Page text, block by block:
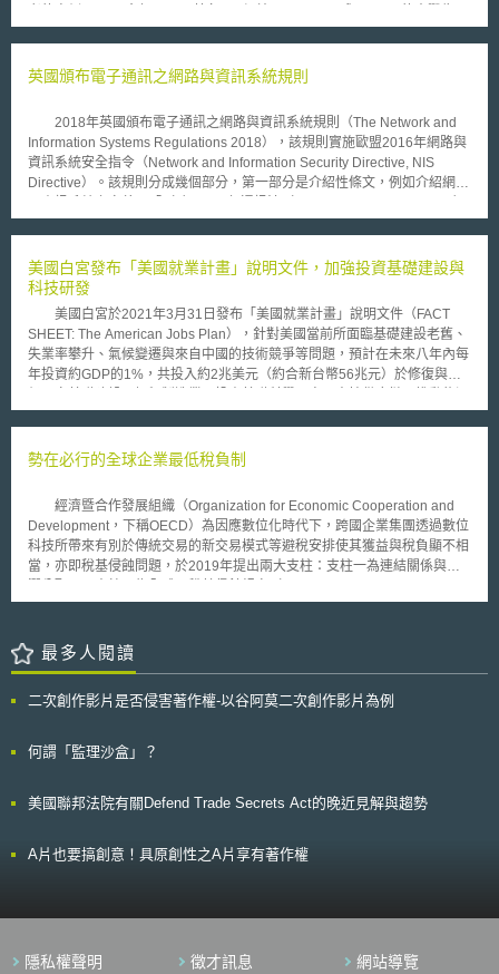
段落。德州法院下令 LokiTorrent 關閉網站外，並命令 LokiTorrent 將伺服器
日的訴訟與此事件無關，但所有人都明白 MPAA 正是憑此線索，最終找到
MPAA 資深副總裁 John Malcom 聲稱「下載盜版電影的人要當心了，當你
為著作權侵害行為時，網路上並不會有朋友站出來替你撐腰。」 儘管
P2P(BT) 軟體背負著助長盜版的惡名，但 P2P(BT) 的合法用途也在逐漸增
加，例如使用 P2P(BT) 技術分發 ( distribute ) 開放原始碼軟體 ( open-
source software ) ，網路瀏覽器軟體公司 Opera 即在新版的程式中內建了
體下載盜版是個蠢主意，因?軟體在設計時並未刻意隱藏用戶的識別資訊，
英國頒布電子通訊之網路與資訊系統規則
2018年英國頒布電子通訊之網路與資訊系統規則（The Network and
Information Systems Regulations 2018），該規則實施歐盟2016年網路與
資訊系統安全指令（Network and Information Security Directive, NIS
Directive）。該規則分成幾個部分，第一部分是介紹性條文，例如介紹網路
第32條第1項所指的電子通訊網路；（b）一組或多組互聯或相關設備，其
和維護目的，由（a）或（b）款所涵蓋的儲存、處理、檢索或傳輸的數位資
料。」 第二部分是英國政府相關組織架構規定，包括網路及資訊系統
的國家政策（The NIS national strategy）、國家權責機關的指定
（Designation of national competent authorities）、單一聯絡點的指定
（Designation of the single point of contact）、電腦安全事件應變小組的
指定（Designation of computer security incident response team）、執行
機關的資訊分享（Information sharing–enforcement authorities）、北愛爾
是基本服務營運商（類似於我國的關鍵基礎設施營運商）與其職責，包括基
通報的責任等。根據第8條第1項之規定，如果營運商提供本規則附表2所載
輸、公路運輸、醫療健康、數位基礎設施等），並且符合基本服務一定門檻
要求者，則該廠商即被視為基本服務營運商（operator of an essential
service, OES）。舉例而言，規章之附表2第1項載明，營運商提供電力供應
之基本服務者，其一定門檻要求包括：若營運商位於英國，符合「為英國國
內超過25萬名消費者提供電力服務」或「輸電系統的發電量大於或等於2
gigawatts」之條件者，該營運商即為基本服務營運商（OES）；若營運商
照」，且「為北愛爾蘭境內超過8千名消費者提供電力服務」，或符合「發
電量大於或等於350 megawatts」等條件，則該營運商即為基本服務營運商
機關指定為基本服務營運商（OES）。此外，主管機關可根據第9條撤銷基
規定的安全維護責任，並對於第11條規定的事件負有事故通報的責任。
Commissioner）、資訊通知（Information notices）、檢查權限、違反義務
裁罰程序、執法行為的一般考量因素、審查與報告。
美國白宮發布「美國就業計畫」說明文件，加強投資基礎建設與
科技研發
美國白宮於2021年3月31日發布「美國就業計畫」說明文件（FACT
SHEET: The American Jobs Plan），針對美國當前所面臨基礎建設老舊、
失業率攀升、氣候變遷與來自中國的技術競爭等問題，預計在未來八年內每
年投資約GDP的1%，共投入約2兆美元（約合新台幣56兆元）於修復與升
轉型、幼兒教育及長照醫療等項目上。 本說明文件指出，雖然美國為
民仍無法享有高速網路與價格可負擔的房屋，而在疫情的衝擊下不僅導致工
人才培育上開始落後於最大的競爭對手，顯示政府有必要加快在基礎建設與
科技研發的投資，以重建美國的國家競爭力並創造更多的就業機會。
針對投資基礎建設部分，包含交通基礎建設如修復高速公路、橋樑，並升級
港口、機場及運輸系統，並改善飲水、電力與網路布建，提供全體人民可負
擔、可靠的高速寬頻服務；除了提高基礎建設在面對氣候變遷危機時的韌
分，相對於中國大陸正大力投資於研發，其研發支出為世界第二，美國在投
資科技研發占GDP比率卻持續下降，為了支持研發團隊克服高度創新
（high-innovation）技術的障礙，有必要提高對於國內研究人員、實驗室及
入半導體及高級通訊技術、高級能源技術及生物技術的研發，並預計投資
投資350億美元於研發克服氣候變遷危機的技術解決方案，包括開發減少排
差，投資200億美元於區域創新中心及社區再生基金，向國家標準技術協會
支持有色人種及弱勢族群的新創事業成長。
勢在必行的全球企業最低稅負制
經濟暨合作發展組織（Organization for Economic Cooperation and
Development，下稱OECD）為因應數位化時代下，跨國企業集團透過數位
科技所帶來有別於傳統交易的新交易模式等避稅安排使其獲益與稅負顯不相
當，亦即稅基侵蝕問題，於2019年提出兩大支柱：支柱一為連結關係與利
rules，下稱GloBE），即本文討論之全球企業最低稅負制。然而全球企業最
年4月5日因美國財政部長葉倫（Janet Louise Yellen）公開表示正與G20成
員國研議推動全球企業最低稅負制，加上近期歐盟各國態度已轉趨支持並附
國並非新議題，我國早已制定「所得基本稅額條例」並施行多年，其中包括
避免地於一定程度上影響我國營利事業所得稅及基本稅額的稅（法）制的調
美國贊同之全球企業最低稅負制，如各國拍板，我國將勢在必行。
最多人閱讀
二次創作影片是否侵害著作權-以谷阿莫二次創作影片為例
何謂「監理沙盒」？
美國聯邦法院有關Defend Trade Secrets Act的晚近見解與趨勢
A片也要搞創意！具原創性之A片享有著作權
隱私權聲明 徵才訊息 網站導覽